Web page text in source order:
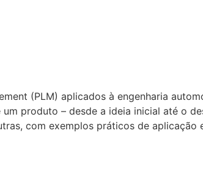
(PLM) aplicados à engenharia
produto – desde a ideia inicial até o
com exemplos práticos de aplicação